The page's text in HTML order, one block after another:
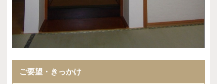
ご要望・きっかけ